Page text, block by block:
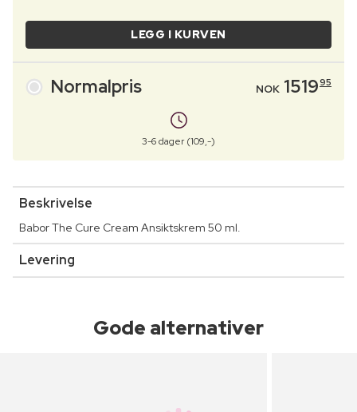
LEGG I KURVEN
Normalpris NOK 151995
3-6 dager (109,-)
Beskrivelse
Babor The Cure Cream Ansiktskrem 50 ml.
Levering
Gode alternativer